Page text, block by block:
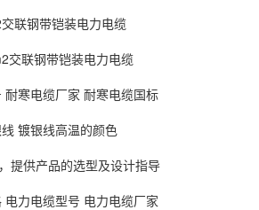
联钢带铠装电力电缆
交联钢带铠装电力电缆
寒电缆厂家 耐寒电缆国标
镀银线高温的颜色
提供产品的选型及设计指导
力电缆型号 电力电缆厂家